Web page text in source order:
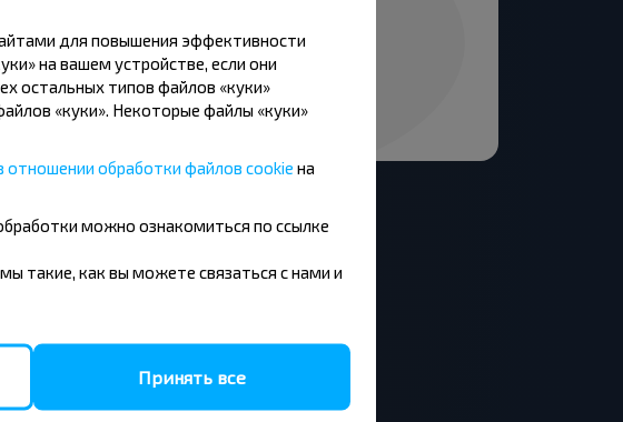
Брест - Варшава
для повышения эффективности
на вашем устройстве, если они
остальных типов файлов «куки»
«куки». Некоторые файлы «куки»
отношении обработки файлов cookie на
можно ознакомиться по ссылке
мы такие, как вы можете связаться с нами и
Принять все